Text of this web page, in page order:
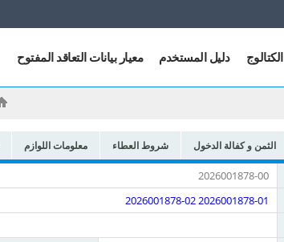
الكتالوج دليل المستخدم معيار بيانات التعاقد المفتوح
الثمن و كفالة الدخول شروط العطاء معلومات اللوازم
معلومات
2026001878-00
2026001878-01
2026001878-02